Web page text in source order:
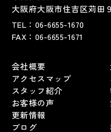
大阪府大阪市住吉区苅田
TEL： 06-6655-1670
FAX： 06-6655-1671
会社概要
アクセスマップ
スタッフ紹介
お客様の声
更新情報
ブログ